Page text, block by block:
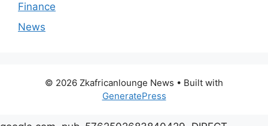
Finance
News
© 2026 Zkafricanlounge News • Built with
GeneratePress